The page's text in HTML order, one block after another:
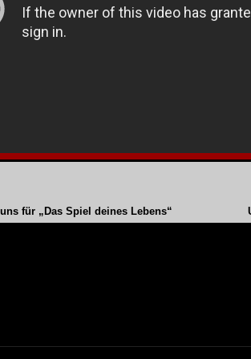
für „Das Spiel deines Lebens“